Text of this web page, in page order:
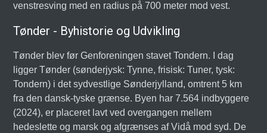
venstresving med en radius på 700 meter mod vest.
Tønder - Byhistorie og Udvikling
Tønder blev før Genforeningen stavet Tondern. I dag
ligger Tønder (sønderjysk: Tynne, frisisk: Tuner, tysk:
Tondern) i det sydvestlige Sønderjylland, omtrent 5 km
fra den dansk-tyske grænse. Byen har 7.564 indbyggere
(2024), er placeret lavt ved overgangen mellem
hedeslette og marsk og afgrænses af Vidå mod syd. De